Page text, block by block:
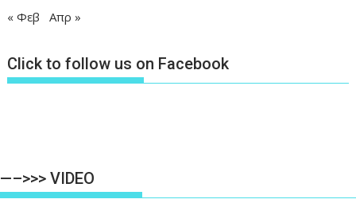
« Φεβ Απρ »
Click to follow us on Facebook
—–>>> VIDEO